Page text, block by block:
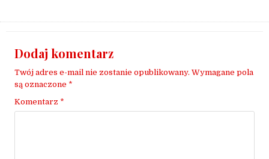
Dodaj komentarz
Twój adres e-mail nie zostanie opublikowany. Wymagane pola
są oznaczone *
Komentarz *